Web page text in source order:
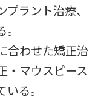
ラント治療、
合わせた矯正治
・マウスピース
る。